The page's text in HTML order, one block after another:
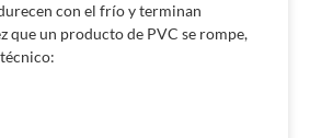
con el frío y terminan
que un producto de PVC se rompe,